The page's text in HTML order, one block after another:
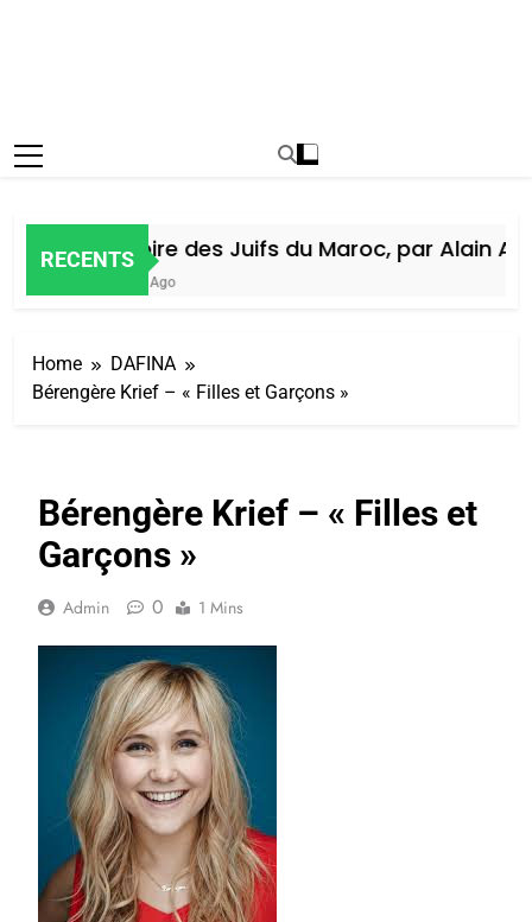
RECENTS
Histoire des Juifs du Maroc, par Alain
5 Jours Ago
Home
DAFINA
Bérengère Krief – « Filles et Garçons »
Bérengère Krief – « Filles et
Garçons »
Admin 0 1 Mins